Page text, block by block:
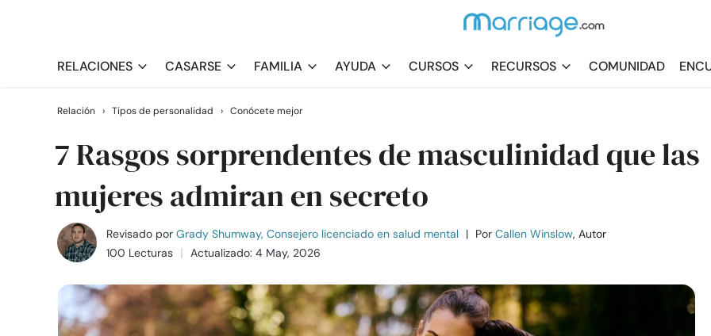
RELACIONES CASARSE FAMILIA AYUDA CURSOS RECURSOS COMUNIDAD
Relación › Tipos de personalidad › Conócete mejor
7 Rasgos sorprendentes de masculinidad que las
mujeres admiran en secreto
Revisado por Grady Shumway, Consejero licenciado en salud mental | Por Callen Winslow, Autor
100 Lecturas
Actualizado: 4 May, 2026